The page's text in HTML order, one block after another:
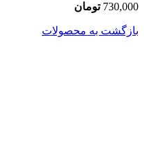
730,000 تومان
بازگشت به محصولات